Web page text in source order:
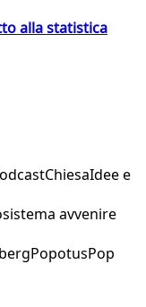
alla statistica
ChiesaIdee e
avvenire
PopotusPop